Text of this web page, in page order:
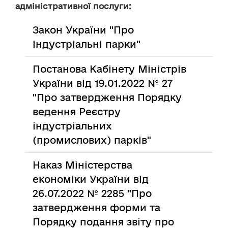
адміністративної послуги:
Закон України "Про
індустріальні парки"
Постанова Кабінету Міністрів
України від 19.01.2022 № 27
"Про затвердження Порядку
ведення Реєстру
індустріальних
(промислових) парків"
Наказ Міністерства
економіки України від
26.07.2022 № 2285 "Про
затвердження форми та
Порядку подання звіту про